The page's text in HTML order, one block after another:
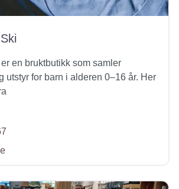
en bruktbutikk som samler
utstyr for barn i alderen 0–16 år. Her